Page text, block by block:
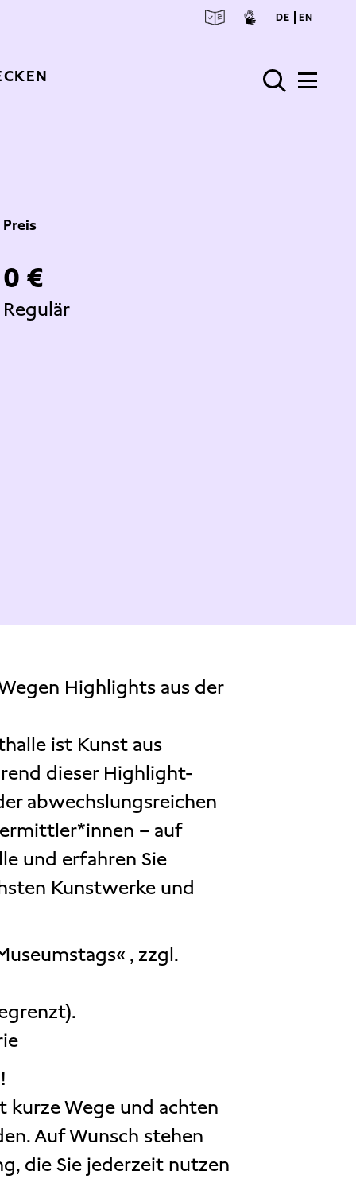
DE EN
Preis
0 €
Regulär
Highlights aus der
ist Kunst aus
dieser Highlight-
abwechslungsreichen
– auf
und erfahren Sie
Kunstwerke und
, zzgl.
Wege und achten
Auf Wunsch stehen
die Sie jederzeit nutzen